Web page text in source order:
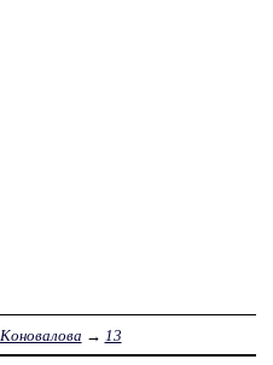
Коновалова → 13